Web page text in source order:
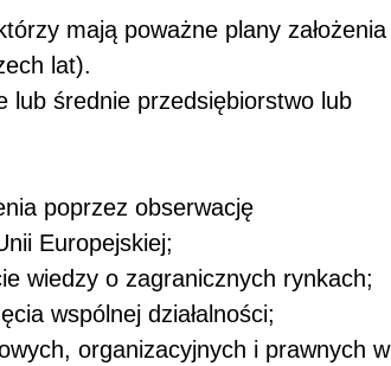
mają poważne plany założenia
lat).
lub średnie przedsiębiorstwo lub
poprzez obserwację
Europejskiej;
wiedzy o zagranicznych rynkach;
wspólnej działalności;
organizacyjnych i prawnych w